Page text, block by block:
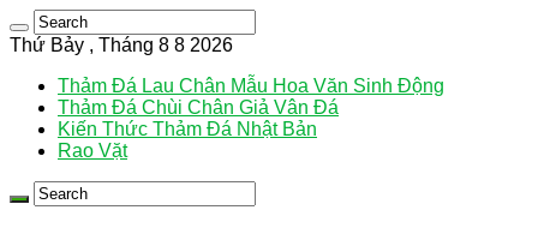
Thứ Bảy , Tháng 8 8 2026
Thảm Đá Lau Chân Mẫu Hoa Văn Sinh Động
Thảm Đá Chùi Chân Giả Vân Đá
Kiến Thức Thảm Đá Nhật Bản
Rao Vặt